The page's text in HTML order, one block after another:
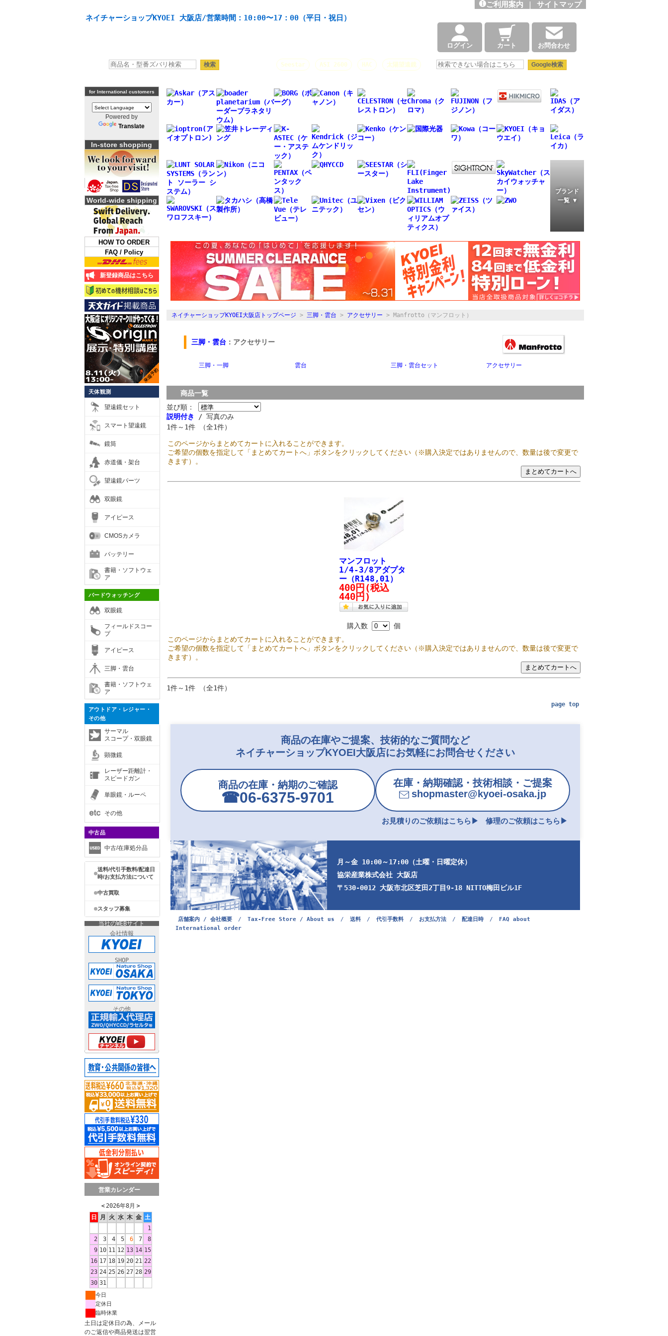
ネイチャーショップKYOEI 大阪店/営業時間：10:00〜17：00（平日・祝日）
ご利用案内 | サイトマップ
ログイン カート お問合わせ
Seestar ASI 2600 HAC 太陽望遠鏡
for International customers
Powered by
Translate
In-store shopping
World-wide shipping
HOW TO ORDER
FAQ / Policy
新登録商品はこちら
天体観測
望遠鏡セット
スマート望遠鏡
鏡筒
赤道儀・架台
望遠鏡パーツ
双眼鏡
アイピース
CMOSカメラ
バッテリー
書籍・ソフトウェ
ア
バードウォッチング
双眼鏡
フィールドスコー
プ
アイピース
三脚・雲台
書籍・ソフトウェ
ア
アウトドア・レジャー・
その他
サーマル
スコープ・双眼鏡
顕微鏡
レーザー距離計・
スピードガン
単眼鏡・ルーペ
その他
中古品
中古/在庫処分品
送料/代引手数料/配達日
時/お支払方法について
中古買取
スタッフ募集
当社のWEBサイト
会社情報
SHOP
その他
営業カレンダー
＜ 2026年8月 ＞
日
月 火 水 木 金 土
1
2
3 4 5 6 7
8
9 10 11 12 13 14 15
16 17 18 19 20 21 22
23 24 25 26 27 28 29
30 31
今日
定休日
臨時休業
土日は定休日の為、メール
のご返信や商品発送は翌営
ブランド
一覧 ▼
ネイチャーショップKYOEI大阪店トップページ > 三脚・雲台 > アクセサリー > Manfrotto（マンフロット）
三脚・雲台 ：アクセサリー
三脚・一脚 雲台 三脚・雲台セット アクセサリー
商品一覧
並び順：
説明付き / 写真のみ
1件～1件 （全1件）
このページからまとめてカートに入れることができます。
ご希望の個数を指定して「まとめてカートへ」ボタンをクリックしてください（※購入決定ではありませんので、数量は後で変更で
きます）。
マンフロット
1/4-3/8アダプタ
ー（R148,01）
400円 (税込
440円)
購入数
個
このページからまとめてカートに入れることができます。
ご希望の個数を指定して「まとめてカートへ」ボタンをクリックしてください（※購入決定ではありませんので、数量は後で変更で
きます）。
1件～1件 （全1件）
page top
商品の在庫やご提案、技術的なご質問など
ネイチャーショップKYOEI大阪店にお気軽にお問合せください
商品の在庫・納期のご確認
☎︎06-6375-9701
在庫・納期確認・技術相談・ご提案
shopmaster@kyoei-osaka.jp
お見積りのご依頼はこちら▶︎ 修理のご依頼はこちら▶︎
月～金 10:00～17:00（土曜・日曜定休）
協栄産業株式会社 大阪店
〒530-0012 大阪市北区芝田2丁目9-18 NITTO梅田ビル1F
店舗案内 / 会社概要 / Tax-Free Store / About us / 送料 / 代引手数料 / お支払方法 / 配達日時 /
FAQ about
International order